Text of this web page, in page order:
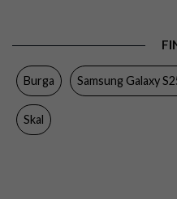
Material
Varumärke
Tillverkarens art nr
Burga Samsung Galaxy
Skal